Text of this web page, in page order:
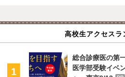
高校生アクセスラ
総合診療医の第
医学部受験イベ